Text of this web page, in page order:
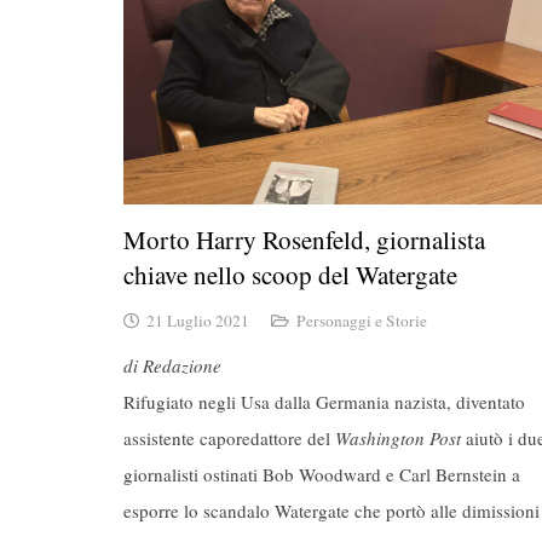
Morto Harry Rosenfeld, giornalista
chiave nello scoop del Watergate
21 Luglio 2021 Personaggi e Storie
di Redazione
Rifugiato negli Usa dalla Germania nazista, diventato
assistente caporedattore del Washington Postaiutò i
giornalisti ostinati Bob Woodward e Carl Bernstein a
esporre lo scandalo Watergate che portò alle dimissioni